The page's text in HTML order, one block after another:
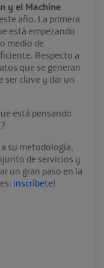
y el Machine
año. La primera
está empezando
medio de
Respecto a
que se generan
ser clave y dar un
está pensando
su metodología,
de servicios y
un gran paso en la
inscríbete!